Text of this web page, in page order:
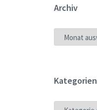
Archiv
ARCHIV
Kategorien
KATEGORIEN